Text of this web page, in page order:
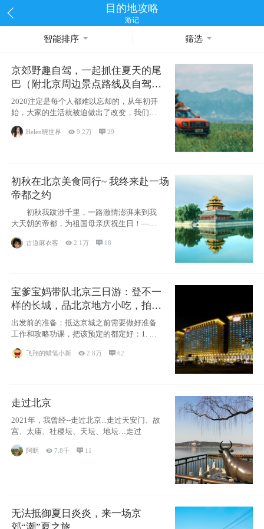
目的地攻略
游记
智能排序 筛选
京郊野趣自驾，一起抓住夏天的尾
巴（附北京周边景点路线及自驾攻
略）
2020注定是每个人都难以忘却的，从年初开
始，大家的生活就被迫做出了改变，我们也
不例外。本来双双辞职是为
Helen晓世界 9.2万 29
初秋在北京美食同行~ 我终来赴一场
帝都之约
初秋我跋涉千里，一路激情澎湃来到我
大天朝的帝都，为祖国母亲庆祝生日！——
古道麻衣客 2.1万  18
宝爹宝妈带队北京三日游：登不一
样的长城，品北京地方小吃，拍盘
古七星夜景！
出发前的准备：抵达京城之前需要做好准备
工作和攻略功课，把该预定的都定好：1. 酒
飞翔的蜡笔小新 2.8万 62
走过北京
2021年，我曾经--走过北京...走过天安门、故
宫、太庙、社稷坛、天坛、地坛…走过
阿眀 7.8千  11
无法抵御夏日炎炎，来一场京